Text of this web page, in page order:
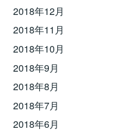
2018年12月
2018年11月
2018年10月
2018年9月
2018年8月
2018年7月
2018年6月